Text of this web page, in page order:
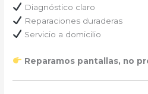
Diagnóstico claro
Reparaciones duraderas
Servicio a domicilio
Reparamos pantallas, no